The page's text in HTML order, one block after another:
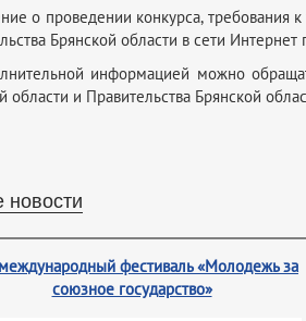
о проведении конкурса, требования
Брянской области в сети Интернет
информацией можно
области и Правительства Брянской
новости
фестиваль «Молодежь за
союзное государство»